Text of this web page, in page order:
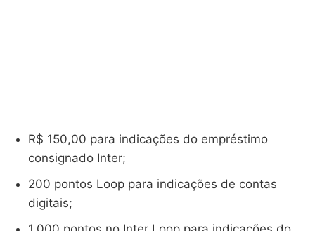
R$ 150,00 para indicações do empréstimo
consignado Inter;
200 pontos Loop para indicações de contas
digitais;